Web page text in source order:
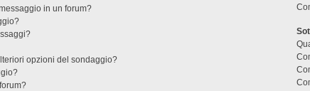
in un forum?
opzioni del sondaggio?